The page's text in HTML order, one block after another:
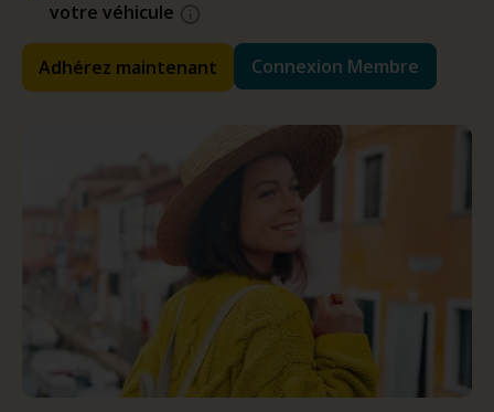
votre véhicule
Adhérez maintenant Connexion Membre